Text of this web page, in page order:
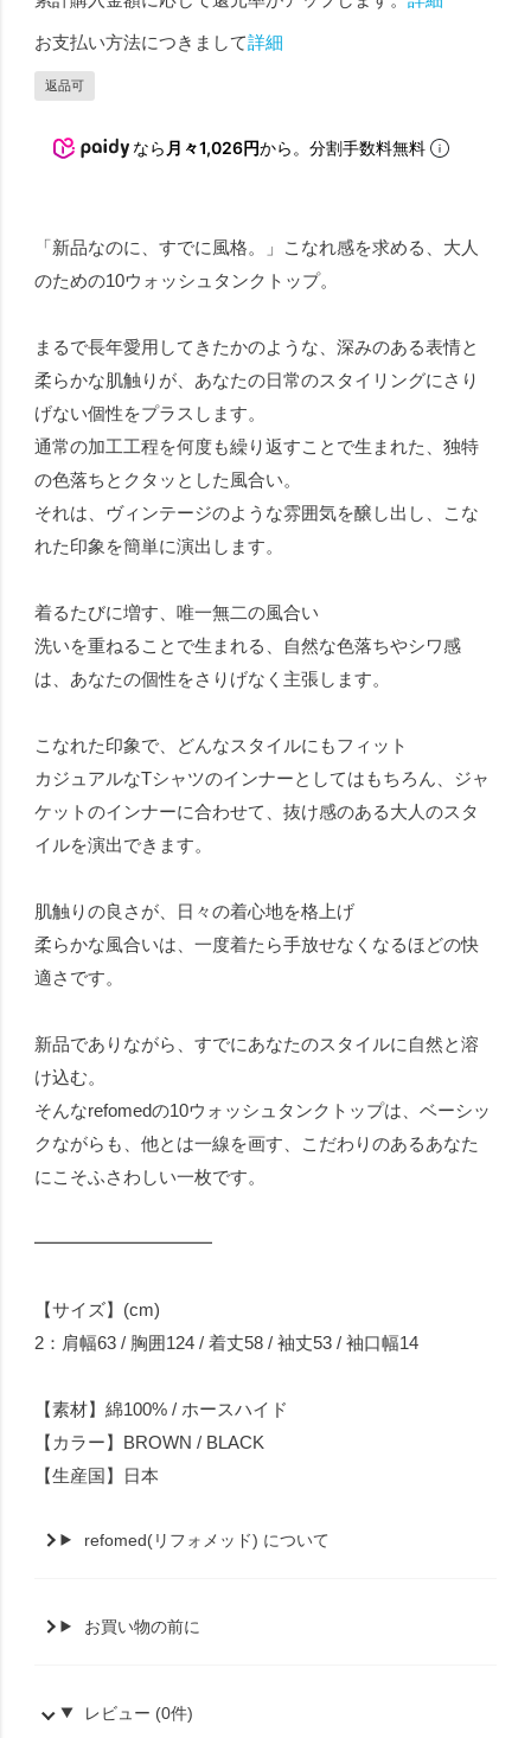
お支払い方法につきまして詳細
返品可
なら 月々1,026円から。分割手数料無料
「新品なのに、すでに風格。」こなれ感を求める、大人
のための10ウォッシュタンクトップ。
まるで長年愛用してきたかのような、深みのある表情と
柔らかな肌触りが、あなたの日常のスタイリングにさり
げない個性をプラスします。
通常の加工工程を何度も繰り返すことで生まれた、独特
の色落ちとクタッとした風合い。
それは、ヴィンテージのような雰囲気を醸し出し、こな
れた印象を簡単に演出します。
着るたびに増す、唯一無二の風合い
洗いを重ねることで生まれる、自然な色落ちやシワ感
は、あなたの個性をさりげなく主張します。
こなれた印象で、どんなスタイルにもフィット
カジュアルなTシャツのインナーとしてはもちろん、ジャ
ケットのインナーに合わせて、抜け感のある大人のスタ
イルを演出できます。
肌触りの良さが、日々の着心地を格上げ
柔らかな風合いは、一度着たら手放せなくなるほどの快
適さです。
新品でありながら、すでにあなたのスタイルに自然と溶
け込む。
そんなrefomedの10ウォッシュタンクトップは、ベーシッ
クながらも、他とは一線を画す、こだわりのあるあなた
にこそふさわしい一枚です。
━━━━━━━━━━
【サイズ】(cm)
2：肩幅63 / 胸囲124 / 着丈58 / 袖丈53 / 袖口幅14
【素材】綿100% / ホースハイド
【カラー】BROWN / BLACK
【生産国】日本
refomed(リフォメッド) について
お買い物の前に
レビュー (0件)